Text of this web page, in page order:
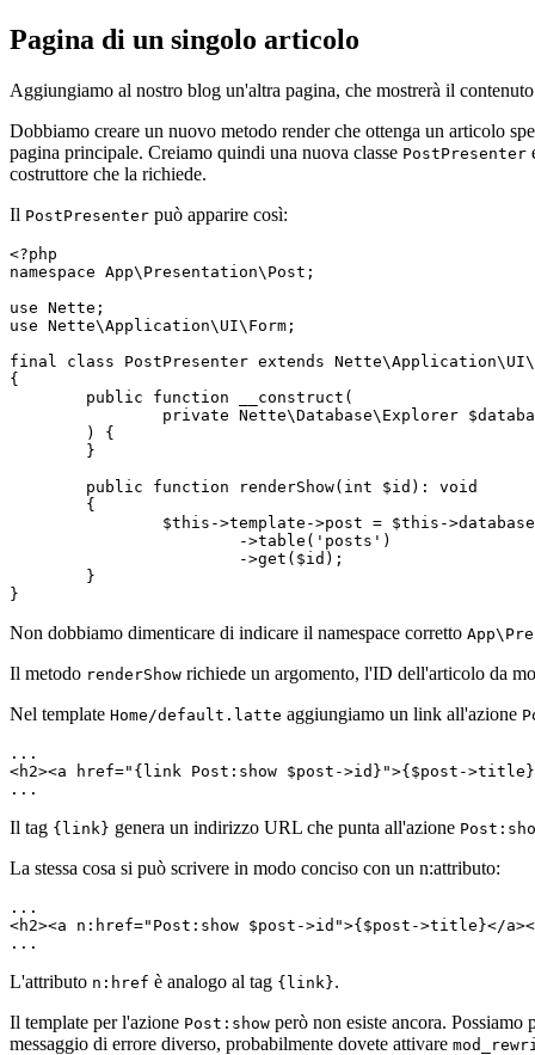
Pagina di un singolo articolo
Aggiungiamo al nostro blog un'altra pagina, che mostrerà il
Dobbiamo creare un nuovo metodo render che ottenga un articolo
pagina principale. Creiamo quindi una nuova classe PostPresenter
costruttore che la richiede.
Il PostPresenter può apparire così:
<?php
namespace App\Presentation\Post;
use Nette;
use Nette\Application\UI\Form;
final class PostPresenter extends
{
Non dobbiamo dimenticare di indicare il namespace corretto
Il metodo renderShow richiede un argomento, l'ID dell'articolo da
Nel template Home/default.latte aggiungiamo un link all'azione
...
<h2><a href="{link Post:show $post->id}">{$post-
Il tag {link} genera un indirizzo URL che punta all'azione
La stessa cosa si può scrivere in modo conciso con un n:attributo:
...
<h2><a n:href="Post:show $post->id">{$post->title}</
L'attributo n:href è analogo al tag {link}.
Il template per l'azione Post:show però non esiste ancora.
messaggio di errore diverso, probabilmente dovete attivare